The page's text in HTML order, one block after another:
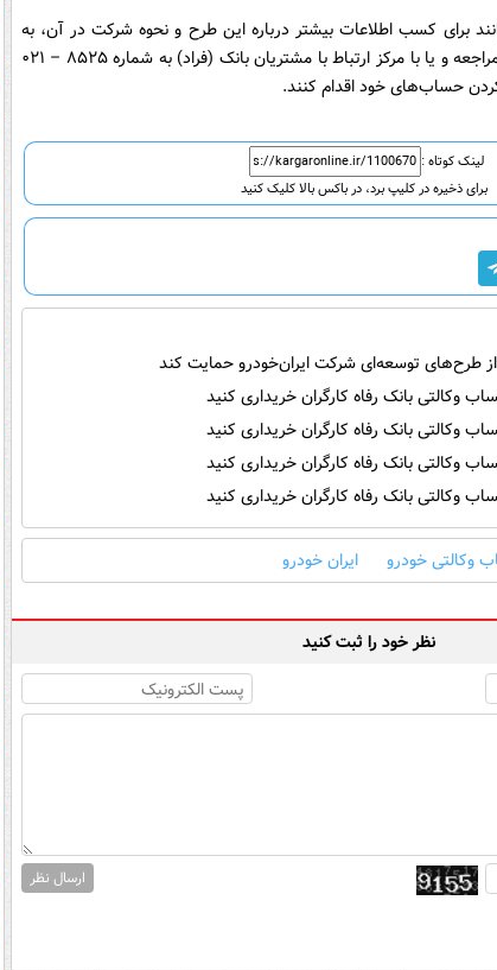
برای کسب اطلاعات بیشتر درباره این طرح و نحوه شرکت در آن، به
شعب این بانک در سراسر کشور مراجعه و یا با مرکز ارتباط با مشتریان بانک (فراد) به شماره ۸۵۲۵ – ۰۲۱
حساب‌های خود اقدام کنند.
لینک کوتاه :
برای ذخیره در کلیپ برد، در باکس بالا کلیک کنید
از طرح‌های توسعه‌ای شرکت ایران‌خودرو حمایت کند
وکالتی بانک رفاه کارگران خریداری کنید
وکالتی بانک رفاه کارگران خریداری کنید
وکالتی بانک رفاه کارگران خریداری کنید
وکالتی بانک رفاه کارگران خریداری کنید
وکالتی خودرو ایران خودرو
نظر خود را ثبت کنید
ارسال نظر